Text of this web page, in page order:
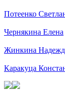
Потеенко
Чернякина Елена
Жинкина
Каракуца